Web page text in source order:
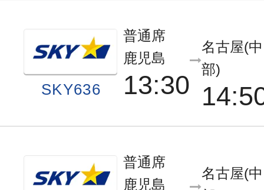
SKY636
普通席
鹿児島
13:30
名古屋(中
部)
普通席
鹿児島
名古屋(中